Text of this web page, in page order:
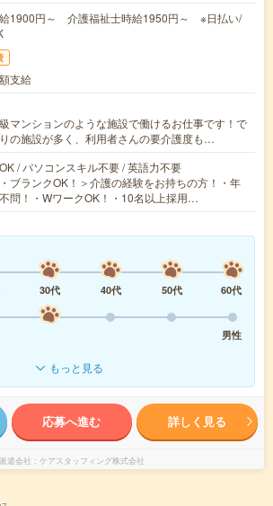
1900円～ 介護福祉士時給1950円～ ※日払い/
支給
マンションのような施設で働けるお仕事です！で
の施設が多く、利用者さんの要介護度も…
/ パソコンスキル不要 / 英語力不要
ブランクOK！＞介護の経験をお持ちの方！・年
問！・WワークOK！・10名以上採用…
30代 40代 50代
60代
男性
もっと見る
応募へ進む 詳しく見る
派遣会社 ケアスタッフィング株式会社